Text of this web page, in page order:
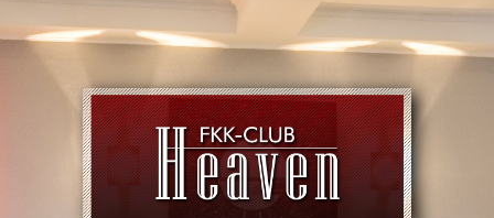
LOCATION
NEWS
KONTAKT
IMPRESSUM